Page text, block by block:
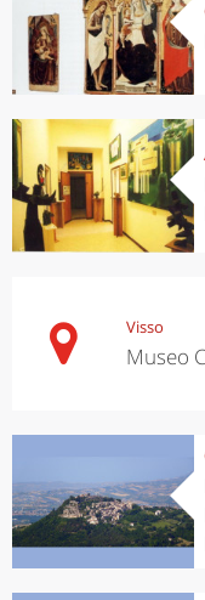
Visso
Museo